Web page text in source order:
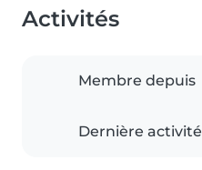
Activités
Membre depuis
Dernière activité